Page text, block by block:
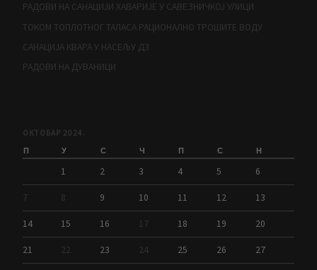
РАДОВИ НА САНАЦИЈИ ХАВАРИЈЕ У САВЕЗНИЧКОЈ УЛИЦИ
ТОКОМ ТОПЛОТНОГ ТАЛАСА РАЦИОНАЛНО ТРОШИТЕ ВОДУ
САНАЦИЈА КВАРА У НАСЕЉУ Д3
РАДОВИ НА ДУВАНИЦИ
ОКТОБАР 2024.
П У С Ч П С Н
1 2 3 4 5 6
7 8 9 10 11 12 13
14 15 16 17 18 19 20
21 22 23 24 25 26 27